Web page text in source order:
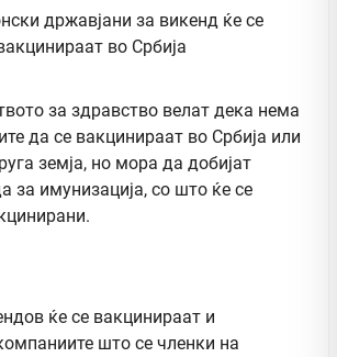
за здравство велат дека нема
да се вакцинираат во Србија или
земја, но мора да добијат
за имунизација, со што ќе се
ќе се вакцинираат и
што се членки на